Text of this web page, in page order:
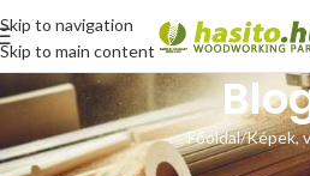
Skip to navigation
Skip to main content
Főoldal Képek,
KÉPEK,